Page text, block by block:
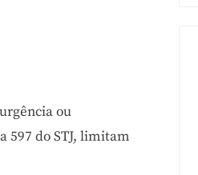
ou
597 do STJ, limitam